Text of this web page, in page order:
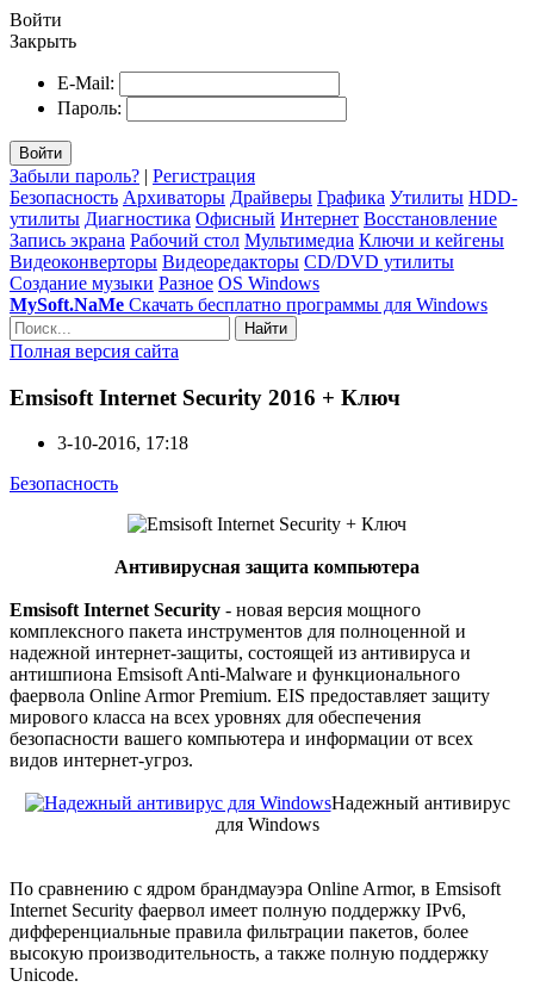
Войти
Закрыть
E-Mail:
Пароль:
Войти
Забыли пароль? | Регистрация
Безопасность Архиваторы Драйверы Графика Утилиты HDD-
утилиты Диагностика Офисный Интернет Восстановление
Запись экрана Рабочий стол Мультимедиа Ключи и кейгены
Видеоконверторы Видеоредакторы CD/DVD утилиты
Создание музыки Разное OS Windows
MySoft.NaMe Скачать бесплатно программы для Windows
Найти
Полная версия сайта
Emsisoft Internet Security 2016 + Ключ
3-10-2016, 17:18
Безопасность
Антивирусная защита компьютера
Emsisoft Internet Security - новая версия мощного
комплексного пакета инструментов для полноценной и
надежной интернет-защиты, состоящей из антивируса и
антишпиона Emsisoft Anti-Malware и функционального
фаервола Online Armor Premium. EIS предоставляет защиту
мирового класса на всех уровнях для обеспечения
безопасности вашего компьютера и информации от всех
видов интернет-угроз.
Надежный антивирус
для Windows
По сравнению с ядром брандмауэра Online Armor, в Emsisoft
Internet Security фаервол имеет полную поддержку IPv6,
дифференциальные правила фильтрации пакетов, более
высокую производительность, а также полную поддержку
Unicode.